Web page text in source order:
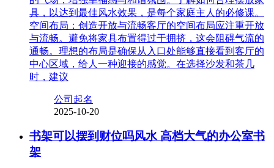
具，以达到最佳风水效果，是每个家庭主人的必修课。
空间布局：创造开放与流畅客厅的空间布局应注重开放
与流畅。避免将家具布置得过于拥挤，这会阻碍气流的
通畅。理想的布局是确保从入口处能够直接看到客厅的
中心区域，给人一种迎接的感觉。在选择沙发和茶几
时，建议
公司起名
2025-10-20
书架可以摆到财位吗风水 高档大气的办公室书
架